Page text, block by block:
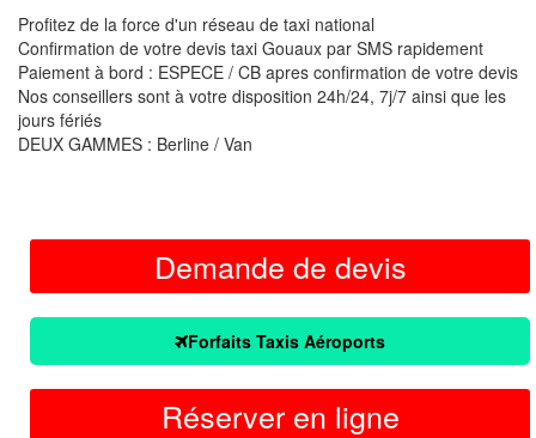
Profitez de la force d'un réseau de taxi national
Confirmation de votre devis taxi Gouaux par SMS rapidement
Paiement à bord : ESPECE / CB apres confirmation de votre devis
Nos conseillers sont à votre disposition 24h/24, 7j/7 ainsi que les
jours fériés
DEUX GAMMES : Berline / Van
Demande de devis
Forfaits Taxis Aéroports
Réserver en ligne